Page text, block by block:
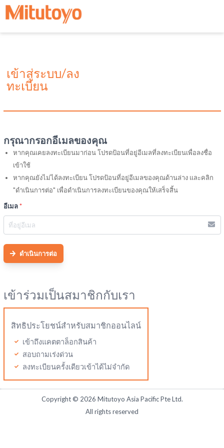
เข้าสู่ระบบ/ลง
ทะเบียน
กรุณากรอกอีเมลของคุณ
หากคุณเคยลงทะเบียนมาก่อน โปรดป้อนที่อยู่อีเมลที่ลงทะเบียนเพื่อลงชื่อ
เข้าใช้
หากคุณยังไม่ได้ลงทะเบียน โปรดป้อนที่อยู่อีเมลของคุณด้านล่าง และคลิก
"ดำเนินการต่อ" เพื่อดำเนินการลงทะเบียนของคุณให้เสร็จสิ้น
อีเมล *
ดำเนินการต่อ
เข้าร่วมเป็นสมาชิกกับเรา
สิทธิประโยชน์สำหรับสมาชิกออนไลน์
เข้าถึงแคตตาล็อกสินค้า
สอบถามเร่งด่วน
ลงทะเบียนครั้งเดียวเข้าได้ไม่จำกัด
Copyright © 2026 Mitutoyo Asia Pacific Pte Ltd.
All rights reserved